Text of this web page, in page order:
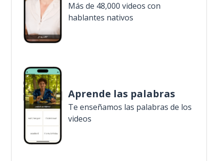
Más de 48,000 videos con
hablantes nativos
Aprende las palabras
Te enseñamos las palabras de los
videos